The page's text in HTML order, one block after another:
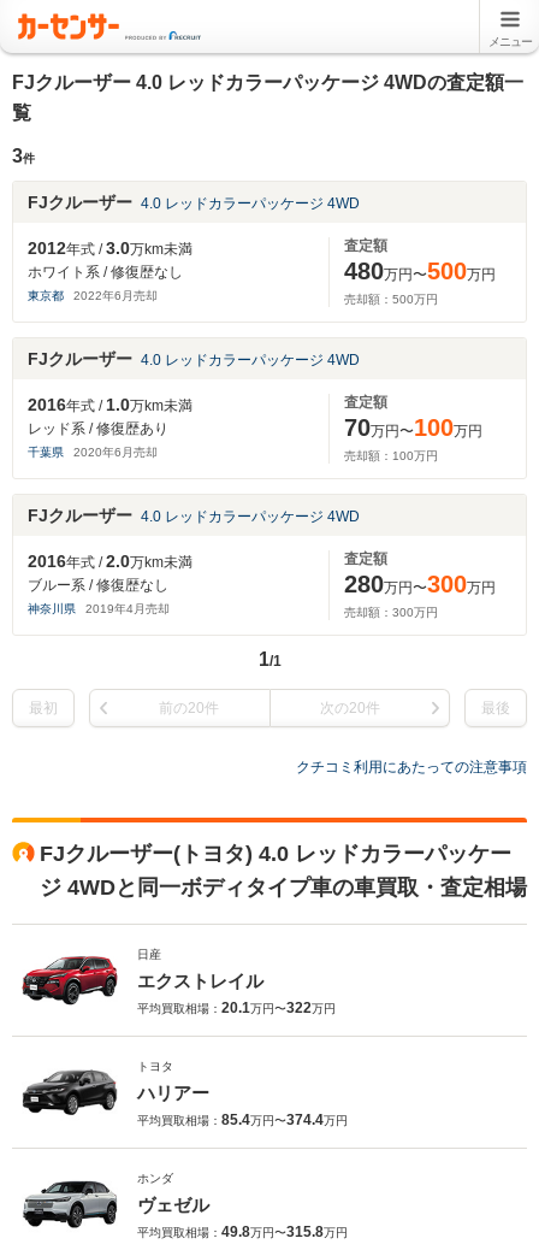
メニュー
FJクルーザー 4.0 レッドカラーパッケージ 4WDの査定額一
覧
3件
FJクルーザー 4.0 レッドカラーパッケージ 4WD
2012年式 /3.0万km未満
ホワイト系 / 修復歴なし
東京都 2022年6 月売却
査定額
480万円〜500万円
売却額： 500万円
FJクルーザー 4.0 レッドカラーパッケージ 4WD
2016年式 / 1.0万km未満
レッド系 / 修復歴あり
千葉県 2020年6 月売却
査定額
70万円〜100万円
売却額： 100万円
FJクルーザー 4.0 レッドカラーパッケージ 4WD
2016年式 /2.0万km未満
ブルー系 / 修復歴なし
神奈川県 2019年4月売却
査定額
280万円〜300万円
売却額： 300万円
1/1
最初 前の20件 次の20件 最後
クチコミ利用にあたっての注意事項
FJクルーザー(トヨタ) 4.0 レッドカラーパッケー
ジ 4WDと同一ボディタイプ車の車買取・査定相場
日産
エクストレイル
平均買取相場： 20.1万円〜322万円
トヨタ
ハリアー
平均買取相場： 85.4万円〜374.4万円
ホンダ
ヴェゼル
平均買取相場： 49.8万円〜315.8万円